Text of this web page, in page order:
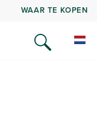
WAAR TE KOPEN